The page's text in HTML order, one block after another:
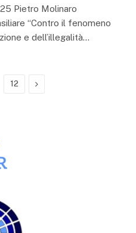
Pietro Molinaro
“Contro il fenomeno
e dell’illegalità…
12 Next